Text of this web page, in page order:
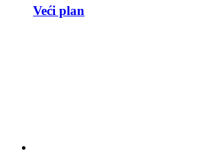
Veći plan